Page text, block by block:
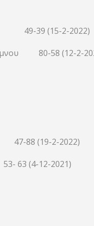
39 (15-2-2022)
80-58 (12-2-
47-88 (19-2-2022)
63 (4-12-2021)